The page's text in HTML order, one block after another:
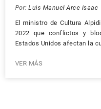
Por: Luis Manuel Arce Isaac
El ministro de Cultura
2022 que conflictos y
Estados Unidos afectan la
VER MÁS